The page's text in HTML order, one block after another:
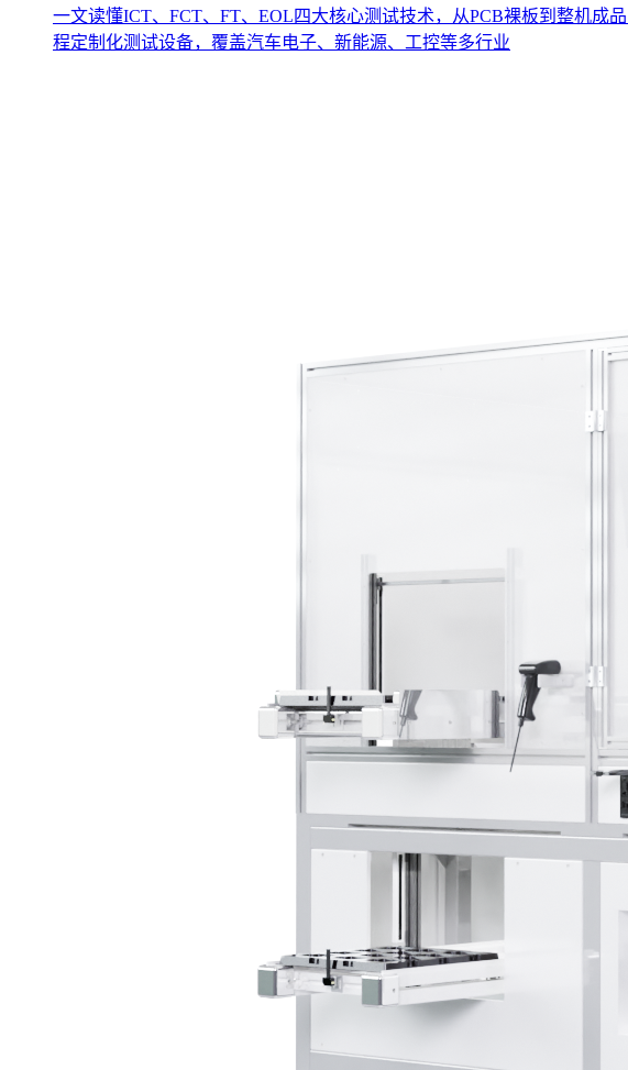
一文读懂ICT、FCT、FT、EOL四大核心测试技术，从PCB裸板到整机
程定制化测试设备，覆盖汽车电子、新能源、工控等多行业